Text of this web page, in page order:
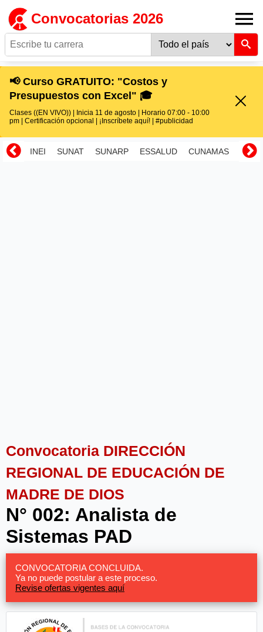
Convocatorias 2026
📢 Curso GRATUITO: "Costos y
Presupuestos con Excel" 🎓
Clases ((EN VIVO)) | Inicia 11 de agosto | Horario 07:00 - 10:00
pm | Certificación opcional | ¡Inscríbete aquí! | #publicidad
INEI SUNAT SUNARP ESSALUD CUNAMAS
Convocatoria DIRECCIÓN
REGIONAL DE EDUCACIÓN DE
MADRE DE DIOS
N° 002: Analista de
Sistemas PAD
CONVOCATORIA CONCLUIDA.
Ya no puede postular a este proceso.
Revise ofertas vigentes aquí